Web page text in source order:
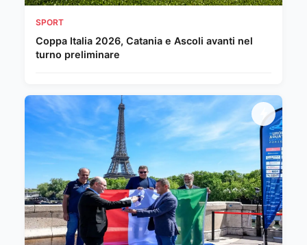
SPORT
Coppa Italia 2026, Catania e Ascoli avanti nel
turno preliminare